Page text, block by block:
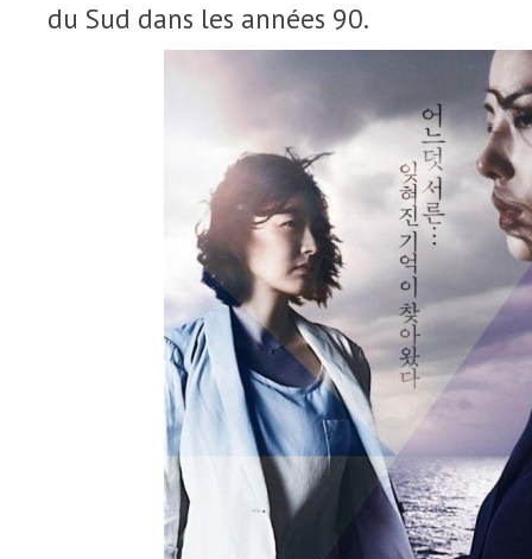
du Sud dans les années 90.